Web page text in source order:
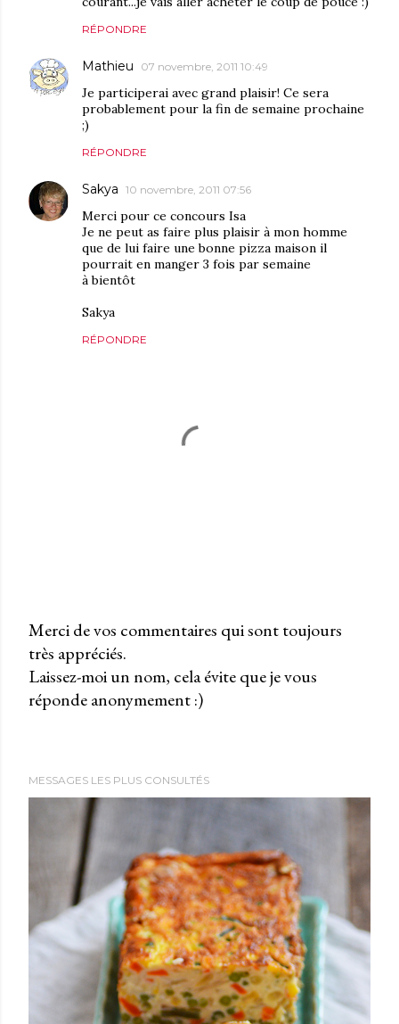
RÉPONDRE
Mathieu 07 novembre, 2011 10:49
Je participerai avec grand plaisir! Ce sera
probablement pour la fin de semaine prochaine
;)
RÉPONDRE
Sakya 10 novembre, 2011 07:56
Merci pour ce concours Isa
Je ne peut as faire plus plaisir à mon homme
que de lui faire une bonne pizza maison il
pourrait en manger 3 fois par semaine
à bientôt
Sakya
RÉPONDRE
P
u
b
r
c
o
m
Merci de vos commentaires qui sont toujours
très appréciés.
Laissez-moi un nom, cela évite que je vous
réponde anonymement :)
MESSAGES LES PLUS CONSULTÉS